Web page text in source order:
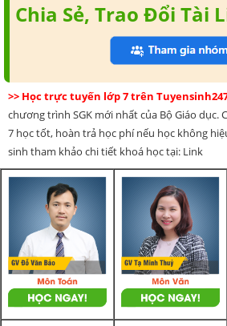
Chia Sẻ, Trao Đổi Tài
>> Học trực tuyến lớp 7 trên
chương trình SGK mới nhất của Bộ Giáo dục.
7 học tốt, hoàn trả học phí nếu học không
sinh tham khảo chi tiết khoá học tại: Link